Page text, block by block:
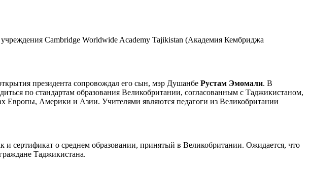
учреждения Cambridge Worldwide Academy Tajikistan (Академия Кембриджа
президента сопровождал его сын, мэр Душанбе Рустам Эмомали. В
по стандартам образования Великобритании, согласованным с Таджикистаном,
Европы, Америки и Азии. Учителями являются педагоги из Великобритании
и сертификат о среднем образовании, принятый в Великобритании. Ожидается, что
Таджикистана.